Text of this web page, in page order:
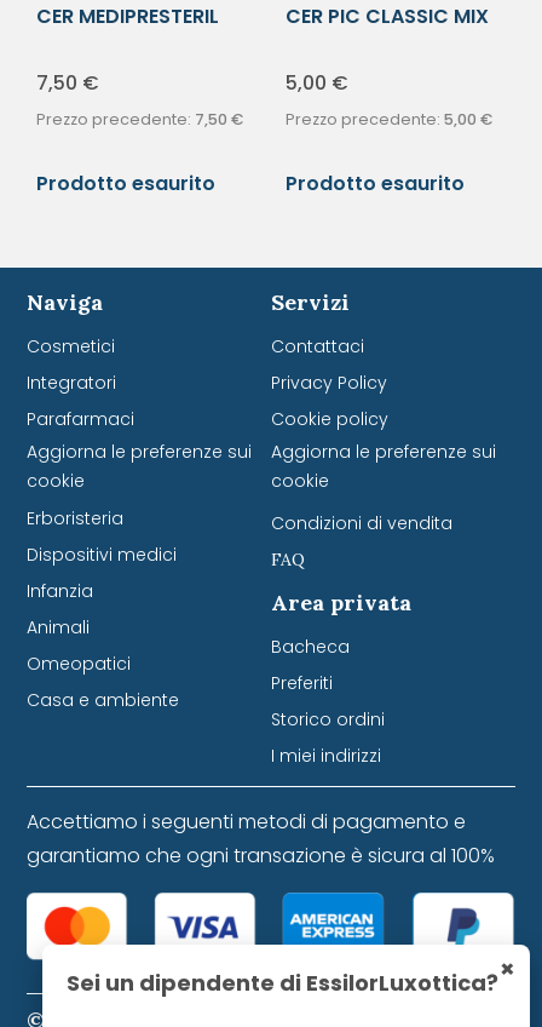
CER MEDIPRESTERIL
7,50 €
Prezzo precedente: 7,50 €
Prodotto esaurito
CER PIC CLASSIC MIX
5,00 €
Prezzo precedente: 5,00 €
Prodotto esaurito
Naviga
Cosmetici
Integratori
Parafarmaci
Aggiorna le preferenze sui
cookie
Erboristeria
Dispositivi medici
Infanzia
Animali
Omeopatici
Casa e ambiente
Servizi
Contattaci
Privacy Policy
Cookie policy
Aggiorna le preferenze sui
cookie
Condizioni di vendita
FAQ
Area privata
Bacheca
Preferiti
Storico ordini
I miei indirizzi
Accettiamo i seguenti metodi di pagamento e
garantiamo che ogni transazione è sicura al 100%
© 2024 Farmacia Favretti S.r.l. P. IVA 01271120253
×
Sei un dipendente di EssilorLuxottica?